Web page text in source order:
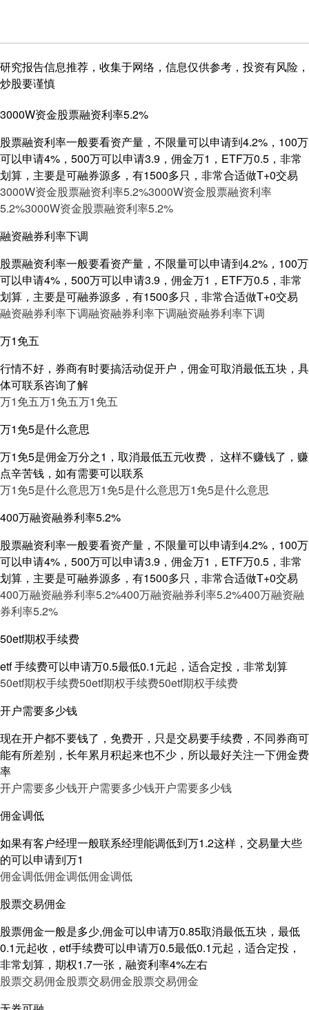
研究报告信息推荐，收集于网络，信息仅供参考，投资有风险，
炒股要谨慎
3000W资金股票融资利率5.2%
股票融资利率一般要看资产量，不限量可以申请到4.2%，100万
可以申请4%，500万可以申请3.9，佣金万1，ETF万0.5，非常
划算，主要是可融券源多，有1500多只，非常合适做T+0交易
3000W资金股票融资利率5.2%3000W资金股票融资利率
5.2%3000W资金股票融资利率5.2%
融资融券利率下调
股票融资利率一般要看资产量，不限量可以申请到4.2%，100万
可以申请4%，500万可以申请3.9，佣金万1，ETF万0.5，非常
划算，主要是可融券源多，有1500多只，非常合适做T+0交易
融资融券利率下调融资融券利率下调融资融券利率下调
万1免五
行情不好，券商有时要搞活动促开户，佣金可取消最低五块，具
体可联系咨询了解
万1免五万1免五万1免五
万1免5是什么意思
万1免5是佣金万分之1，取消最低五元收费， 这样不赚钱了，赚
点辛苦钱，如有需要可以联系
万1免5是什么意思万1免5是什么意思万1免5是什么意思
400万融资融券利率5.2%
股票融资利率一般要看资产量，不限量可以申请到4.2%，100万
可以申请4%，500万可以申请3.9，佣金万1，ETF万0.5，非常
划算，主要是可融券源多，有1500多只，非常合适做T+0交易
400万融资融券利率5.2%400万融资融券利率5.2%400万融资融
券利率5.2%
50etf期权手续费
etf 手续费可以申请万0.5最低0.1元起，适合定投，非常划算
50etf期权手续费50etf期权手续费50etf期权手续费
开户需要多少钱
现在开户都不要钱了，免费开，只是交易要手续费，不同券商可
能有所差别，长年累月积起来也不少，所以最好关注一下佣金费
率
开户需要多少钱开户需要多少钱开户需要多少钱
佣金调低
如果有客户经理一般联系经理能调低到万1.2这样，交易量大些
的可以申请到万1
佣金调低佣金调低佣金调低
股票交易佣金
股票佣金一般是多少,佣金可以申请万0.85取消最低五块，最低
0.1元起收，etf手续费可以申请万0.5最低0.1元起，适合定投，
非常划算，期权1.7一张，融资利率4%左右
股票交易佣金股票交易佣金股票交易佣金